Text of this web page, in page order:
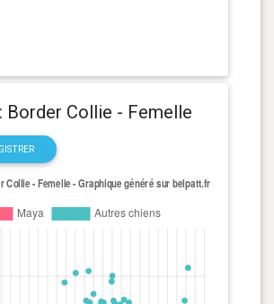
Border Collie - Femelle